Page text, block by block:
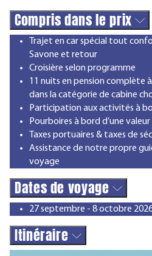
Compris dans le prix
Trajet en car spécial tout
Savone et retour
Croisière selon programme
11 nuits en pension complète
dans la catégorie de cabine
Participation aux activités à
Pourboires à bord d’une valeur
Taxes portuaires & taxes de
Assistance de notre propre
voyage
Dates de voyage
27 septembre - 8 octobre
Itinéraire